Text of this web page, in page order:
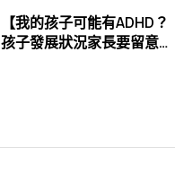
【我的孩子可能有ADHD？
孩子發展狀況家長要留意的